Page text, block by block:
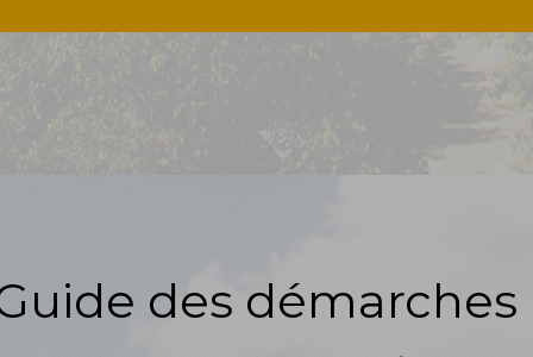
des démarches